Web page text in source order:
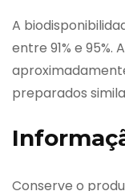
A
entre 91% e
preparados
Conserve o